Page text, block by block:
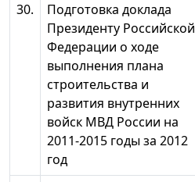
30.
Подготовка доклада
Президенту Российской
Федерации о ходе
выполнения плана
строительства и
развития внутренних
войск МВД России на
2011-2015 годы за 2012
год